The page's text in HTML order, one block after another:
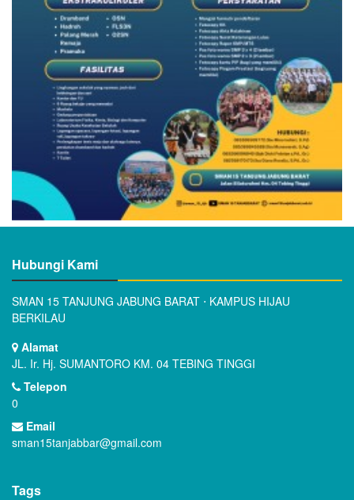
Hubungi Kami
SMAN 15 TANJUNG JABUNG BARAT ⋅ KAMPUS HIJAU
BERKILAU
Alamat
JL. Ir. Hj. SUMANTORO KM. 04 TEBING TINGGI
Telepon
0
Email
sman15tanjabbar@gmail.com
Tags